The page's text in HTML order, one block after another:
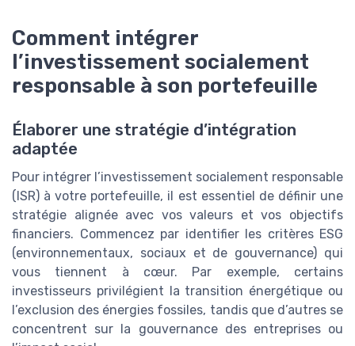
Comment intégrer
l’investissement socialement
responsable à son portefeuille
Élaborer une stratégie d’intégration
adaptée
Pour intégrer l’investissement socialement responsable
(ISR) à votre portefeuille, il est essentiel de définir une
stratégie alignée avec vos valeurs et vos objectifs
financiers. Commencez par identifier les critères ESG
(environnementaux, sociaux et de gouvernance) qui
vous tiennent à cœur. Par exemple, certains
investisseurs privilégient la transition énergétique ou
l’exclusion des énergies fossiles, tandis que d’autres se
concentrent sur la gouvernance des entreprises ou